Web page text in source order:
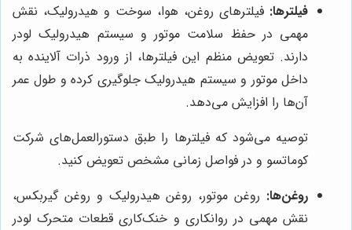
فیلترها: فیلترهای روغن، هوا، سوخت و هیدرولیک، نقش
مهمی در حفظ سلامت موتور و سیستم هیدرولیک لودر
دارند. تعویض منظم این فیلترها، از ورود ذرات آلاینده به
داخل موتور و سیستم هیدرولیک جلوگیری کرده و طول عمر
آن‌ها را افزایش می‌دهد.
توصیه می‌شود که فیلترها را طبق دستورالعمل‌های شرکت
کوماتسو و در فواصل زمانی مشخص تعویض کنید.
روغن‌ها: روغن موتور، روغن هیدرولیک و روغن گیربکس،
نقش مهمی در روانکاری و خنک‌کاری قطعات متحرک لودر